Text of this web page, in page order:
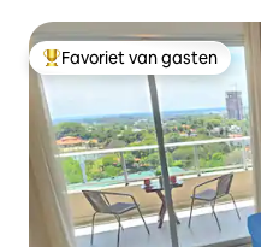
Topfavoriet van gasten
Favoriet van gasten